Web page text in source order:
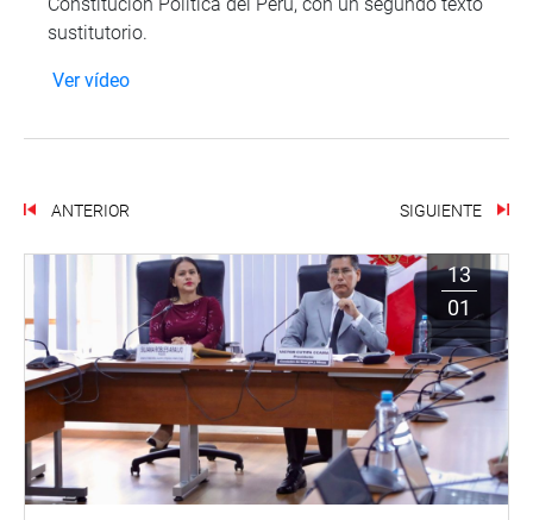
sustitutorio.
Ver vídeo
ANTERIOR SIGUIENTE
13
01